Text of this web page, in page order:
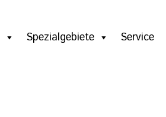
Spezialgebiete Service